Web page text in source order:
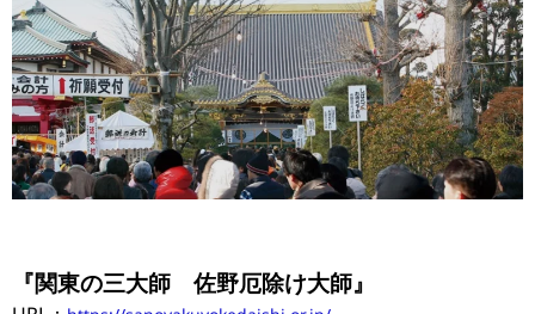
『関東の三大師 佐野厄除け大師』